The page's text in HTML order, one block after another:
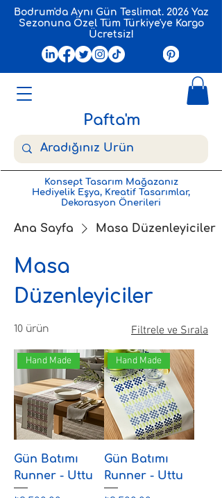
Pafta'm
Bodrum'da Aynı Gün Teslimat. 2026 Yaz
Sezonuna Özel Tüm Türkiye'ye Kargo
Ücretsiz!
Konsept Tasarım Mağazanız
Hediyelik Eşya, Kreatif Tasarımlar,
Dekorasyon Önerileri
Ana Sayfa Masa Düzenleyiciler
Masa
Düzenleyiciler
10 ürün Filtrele ve Sırala
Hand Made
Gün Batımı
Runner - Uttu
Hand Made
Gün Batımı
Runner - Uttu